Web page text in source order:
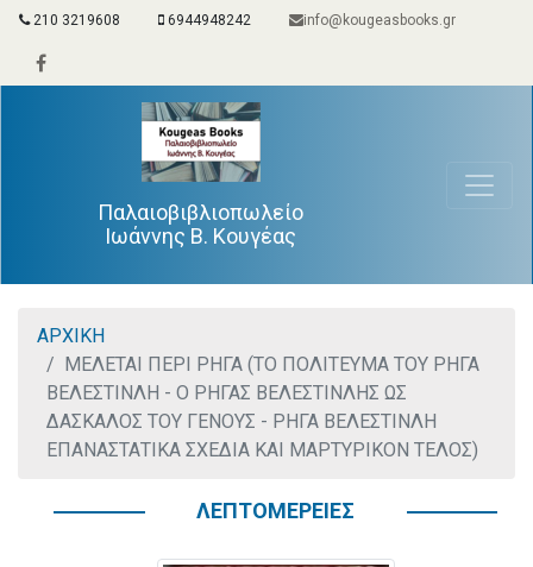
210 3219608 6944948242 info@kougeasbooks.gr
Παλαιοβιβλιοπωλείο
Ιωάννης Β. Κουγέας
ΑΡΧΙΚΗ
ΜΕΛΕΤΑΙ ΠΕΡΙ ΡΗΓΑ (ΤΟ ΠΟΛΙΤΕΥΜΑ ΤΟΥ ΡΗΓΑ
ΒΕΛΕΣΤΙΝΛΗ - Ο ΡΗΓΑΣ ΒΕΛΕΣΤΙΝΛΗΣ ΩΣ
ΔΑΣΚΑΛΟΣ ΤΟΥ ΓΕΝΟΥΣ - ΡΗΓΑ ΒΕΛΕΣΤΙΝΛΗ
ΕΠΑΝΑΣΤΑΤΙΚΑ ΣΧΕΔΙΑ ΚΑΙ ΜΑΡΤΥΡΙΚΟΝ ΤΕΛΟΣ)
ΛΕΠΤΟΜΕΡΕΙΕΣ